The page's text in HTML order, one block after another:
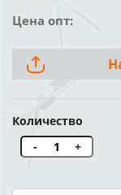
Цена опт:
Количество
-
+